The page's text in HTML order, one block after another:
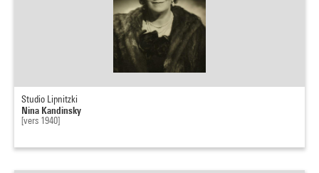
Studio Lipnitzki
Nina Kandinsky
[vers 1940]